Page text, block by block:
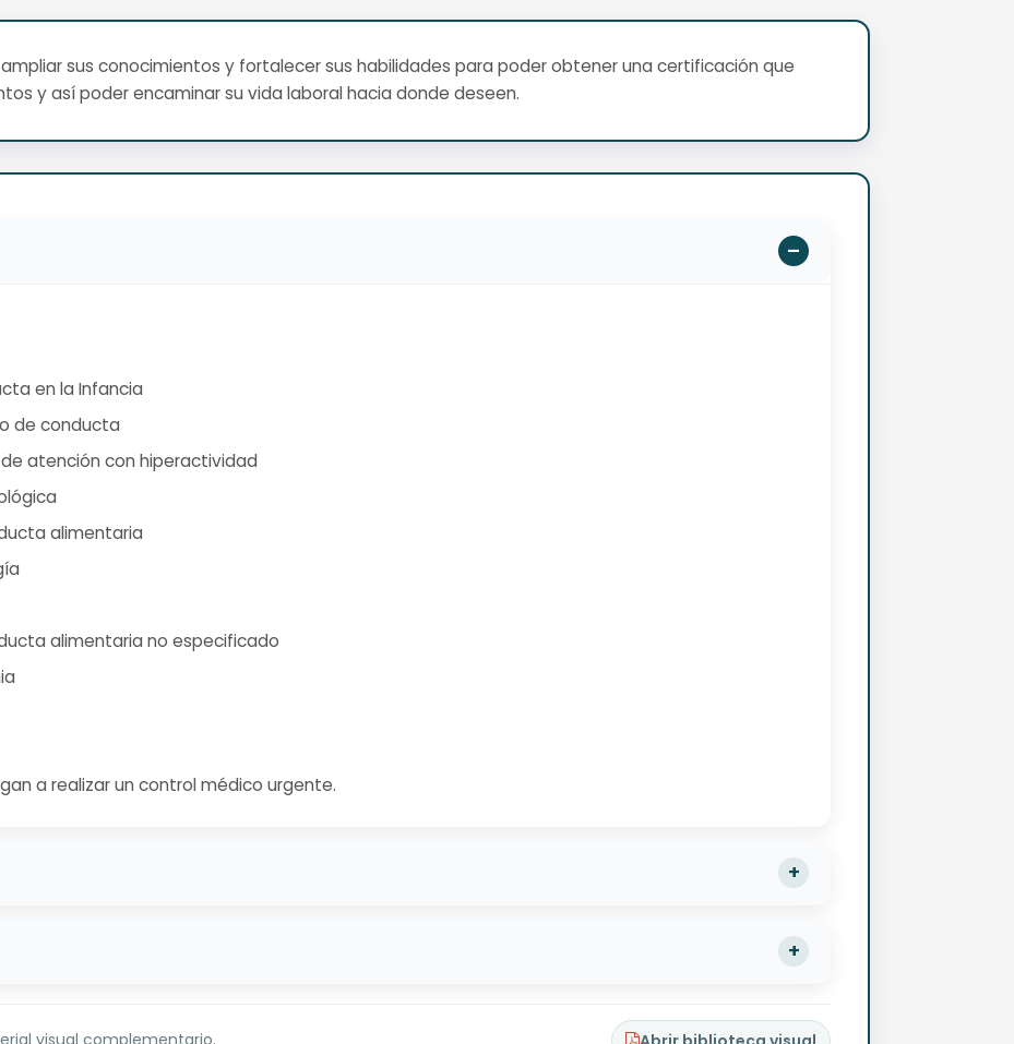
sus conocimientos y fortalecer sus habilidades para poder obtener una certificación que
y así poder encaminar su vida laboral hacia donde deseen.
en la Infancia
de conducta
atención con hiperactividad
alimentaria
alimentaria no especificado
a realizar un control médico urgente.